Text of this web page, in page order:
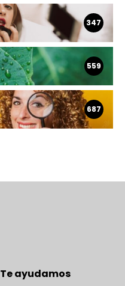
347
559
687
Te ayudamos